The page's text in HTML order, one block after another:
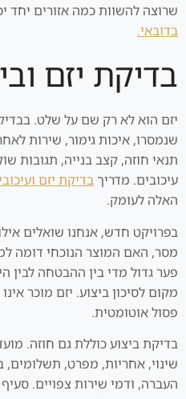
שרוצה להשוות כמה אזורים יחד
בדובאי.
בדיקת יזם
יזם הוא לא רק שם על שלט.
שנמסרו, איכות גימור, שירות
תנאי חוזה, קצב בנייה, תגובות
עיכובים. מדריךבדיקת יזם
האלה לעומק.
בפרויקט חדש, אנחנו שואלים
מסר, האם המוצר הנוכחי דומה
פער גדול מדי בין ההבטחה לבין
מקום לסיכון ביצוע. יזם מוכר
פסול אוטומטית.
בדיקת ביצוע כוללת גם חוזה.
שינוי, אחריות, מפרט, תשלומים,
העברה, ודמי שירות צפויים.